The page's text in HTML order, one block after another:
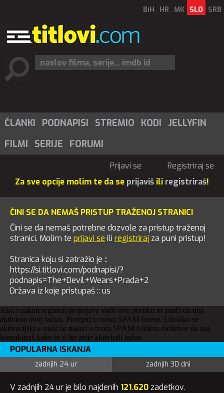
BiH HR MK SLO SRB
ČLANKI PODNAPISI STREMIO KODI
JELLYFIN
FILMI
SERIJE FORUMI
Prijavi se
Registriraj se
Za sve opcije molim te da se prijaviš ili registriraš!
ČINI SE DA NEMAŠ PRISTUP TRAŽENOJ STRANICI
Čini se da nemaš potrebne dozvole za pristup traženoj
stranici. Molim te prijavi se ili registriraj za puni pristup!
Stranica koju si zatražio je ::
https://si.titlovi.com/podnapisi/?
podnapis=The+Devil+Wears+Prada+2
Država iz koje pristupaš :: us
Ako i nakon registracije/prijave vidiš ovu poruku to znači da nisi
aktivirao svoj račun. Provjeri u svom SPAM foleru. Ukoliko se
aktivacijski e-mail ne nalazi u tvom SPAM folderu molim te da nas
kontaktiraš kako bi ti što prije aktivirali račun
POPULARNA ISKANJA
zadnjih 24 ur zadnjih 30 dni
V zadnjih 24 ur je bilo najdenih 121.620 zadetkov.